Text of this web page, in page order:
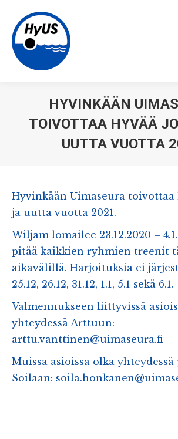
HYVINKÄÄN
TOIVOTTAA HYVÄÄ
UUTTA VUOTTA
Hyvinkään Uimaseura toivottaa
ja uutta vuotta 2021.
Wiljam lomailee 23.12.2020 –
pitää kaikkien ryhmien treenit
aikavälillä. Harjoituksia ei
25.12, 26.12, 31.12, 1.1, 5.1 sekä 6.1.
Valmennukseen liittyvissä
yhteydessä Arttuun:
arttu.vanttinen@uimaseura.fi
Muissa asioissa olka
Soilaan: